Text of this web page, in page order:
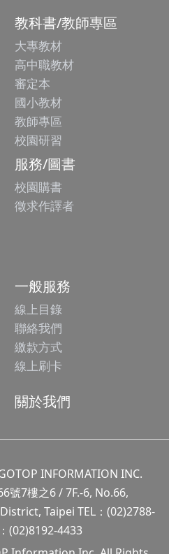
教科書/教師專區
大專教材
高中職教材
審定本
國小教材
教師專區
校園研習
服務/圖書
校園購書
徵求作譯者
一般服務
線上目錄
聯絡我們
繳款方式
線上刷卡
關於我們
INFORMATION INC.
號7樓之6 / 7F.-6, No.66,
Taipei TEL：(02)2788-
(02)8192-4433